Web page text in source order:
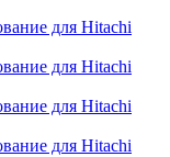
для Hitachi
для Hitachi
для Hitachi
для Hitachi